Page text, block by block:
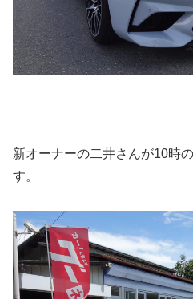
新オーナーの二井さんが10時
す。